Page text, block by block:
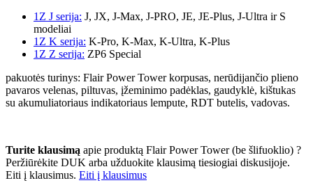
1Z J serija: J, JX, J-Max, J-PRO, JE, JE-Plus, J-Ultra ir S
modeliai
1Z K serija: K-Pro, K-Max, K-Ultra, K-Plus
1Z Z serija: ZP6 Special
pakuotės turinys: Flair Power Tower korpusas, nerūdijančio plieno
pavaros velenas, piltuvas, įžeminimo padėklas, gaudyklė, kištukas
su akumuliatoriaus indikatoriaus lempute, RDT butelis, vadovas.
Turite klausimą apie produktą Flair Power Tower (be šlifuoklio) ?
Peržiūrėkite DUK arba užduokite klausimą tiesiogiai diskusijoje.
Eiti į klausimus. Eiti į klausimus